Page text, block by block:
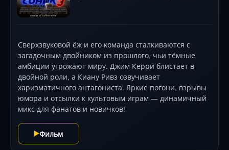
Сверхзвуковой ёж и его команда сталкиваются с
загадочным двойником из прошлого, чьи тёмные
амбиции угрожают миру. Джим Керри блистает в
двойной роли, а Киану Ривз озвучивает
харизматичного антагониста. Яркие погони, взрывы
юмора и отсылки к культовым играм — динамичный
микс для фанатов и новичков!
Фильм